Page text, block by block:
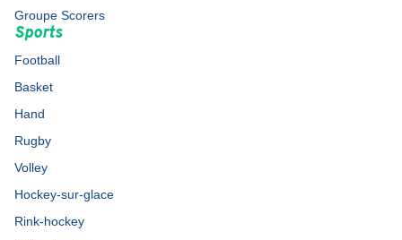
Groupe Scorers
Sports
Football
Basket
Hand
Rugby
Volley
Hockey-sur-glace
Rink-hockey